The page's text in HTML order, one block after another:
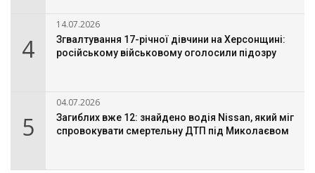
4
14.07.2026
Згвалтування 17-річної дівчини на Херсонщині:
російському військовому оголосили підозру
5
04.07.2026
Загиблих вже 12: знайдено водія Nissan, який міг
спровокувати смертельну ДТП під Миколаєвом